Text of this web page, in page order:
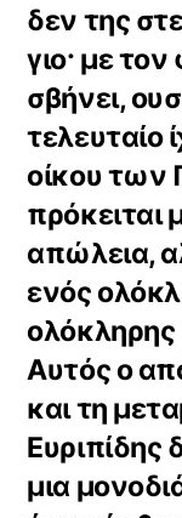
δεν της
γιο· με
σβήνει,
τελευταίο
οίκου των
πρόκειται
απώλεια,
ενός
ολόκληρης
Αυτός ο
και τη
Ευριπίδης
μια